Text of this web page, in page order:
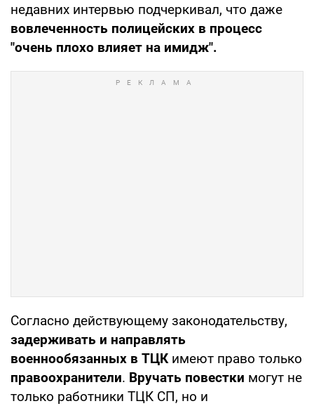
недавних интервью подчеркивал, что даже
вовлеченность полицейских в процесс
"очень плохо влияет на имидж".
Согласно действующему законодательству,
задерживать и направлять
военнообязанных в ТЦКимеют право только
правоохранители. Вручать повестки могут не
только работники ТЦК СП, но и